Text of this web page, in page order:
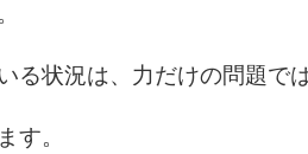
る状況は、力だけの問題で
す。